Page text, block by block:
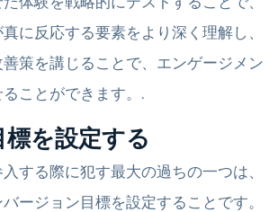
に反応する要素をより深く理解し、
策を講じることで、エンゲージメン
ことができます。.
を設定する
する際に犯す最大の過ちの一つは、
ージョン目標を設定することです。